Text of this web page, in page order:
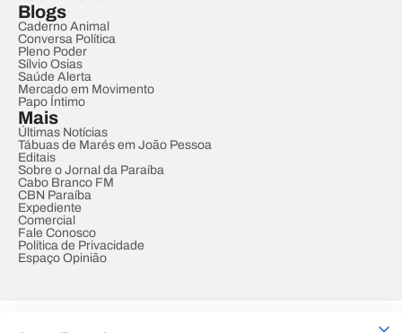
Blogs
Caderno Animal
Conversa Política
Pleno Poder
Sílvio Osias
Saúde Alerta
Mercado em Movimento
Papo Íntimo
Mais
Últimas Notícias
Tábuas de Marés em João Pessoa
Editais
Sobre o Jornal da Paraíba
Cabo Branco FM
CBN Paraíba
Expediente
Comercial
Fale Conosco
Política de Privacidade
Espaço Opinião